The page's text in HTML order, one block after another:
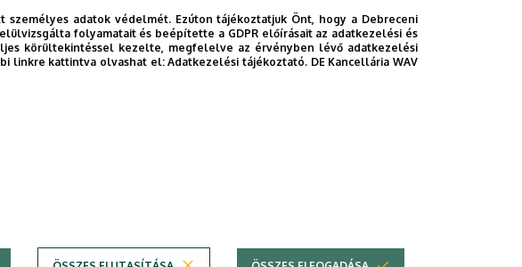
adatok védelmét. Ezúton tájékoztatjuk Önt, hogy a Debreceni
folyamatait és beépítette a GDPR előírásait az adatkezelési és
körültekintéssel kezelte, megfelelve az érvényben lévő adatkezelési
linkre kattintva olvashat el:Adatkezelési tájékoztató. DE Kancellária WAV